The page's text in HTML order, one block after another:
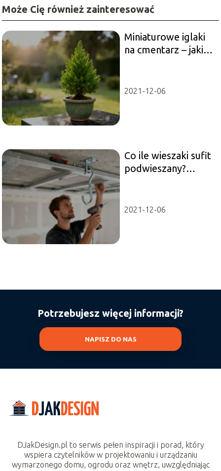
Może Cię również zainteresować
Miniaturowe iglaki
na cmentarz – jakie
2021-12-06
Co ile wieszaki sufit
podwieszany?
2021-12-06
Potrzebujesz więcej informacji?
NAPISZ DO NAS
DJakDesign.pl to serwis pełen inspiracji i porad, który
wspiera czytelników w projektowaniu i urządzaniu
wymarzonego domu, ogrodu oraz wnętrz, uwzględniając